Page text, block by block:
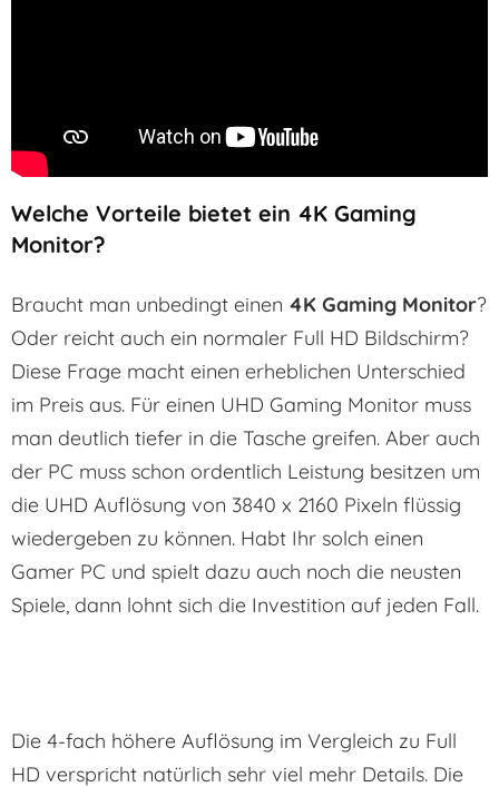
Welche Vorteile bietet ein 4K Gaming
Monitor?
Braucht man unbedingt einen 4K Gaming Monitor?
Oder reicht auch ein normaler Full HD Bildschirm?
Diese Frage macht einen erheblichen Unterschied
im Preis aus. Für einen UHD Gaming Monitor muss
man deutlich tiefer in die Tasche greifen. Aber auch
der PC muss schon ordentlich Leistung besitzen um
die UHD Auflösung von 3840 x 2160 Pixeln flüssig
wiedergeben zu können. Habt Ihr solch einen
Gamer PC und spielt dazu auch noch die neusten
Spiele, dann lohnt sich die Investition auf jeden Fall.
Die 4-fach höhere Auflösung im Vergleich zu Full
HD verspricht natürlich sehr viel mehr Details. Die